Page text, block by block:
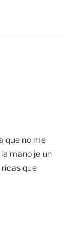
que no me
mano je un
que